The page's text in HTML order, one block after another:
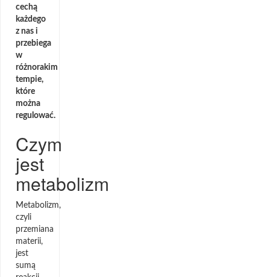
cechą
każdego
z nas i
przebiega
w
różnorakim
tempie,
które
można
regulować.
Czym
jest
metabolizm
Metabolizm,
czyli
przemiana
materii,
jest
sumą